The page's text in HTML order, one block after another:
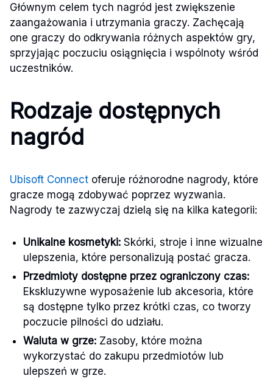
Głównym celem tych nagród jest zwiększenie
zaangażowania i utrzymania graczy. Zachęcają
one graczy do odkrywania różnych aspektów gry,
sprzyjając poczuciu osiągnięcia i wspólnoty wśród
uczestników.
Rodzaje dostępnych
nagród
Ubisoft Connect oferuje różnorodne nagrody, które
gracze mogą zdobywać poprzez wyzwania.
Nagrody te zazwyczaj dzielą się na kilka kategorii:
Unikalne kosmetyki: Skórki, stroje i inne wizualne
ulepszenia, które personalizują postać gracza.
Przedmioty dostępne przez ograniczony czas:
Ekskluzywne wyposażenie lub akcesoria, które
są dostępne tylko przez krótki czas, co tworzy
poczucie pilności do udziału.
Waluta w grze: Zasoby, które można
wykorzystać do zakupu przedmiotów lub
ulepszeń w grze.